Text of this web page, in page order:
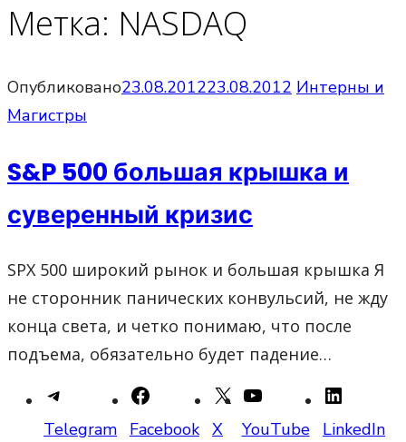
Метка: NASDAQ
Опубликовано23.08.201223.08.2012 Интерны и
Магистры
S&P 500 большая крышка и
суверенный кризис
SPX 500 широкий рынок и большая крышка Я
не сторонник панических конвульсий, не жду
конца света, и четко понимаю, что после
подъема, обязательно будет падение…
Telegram Facebook X YouTube LinkedIn